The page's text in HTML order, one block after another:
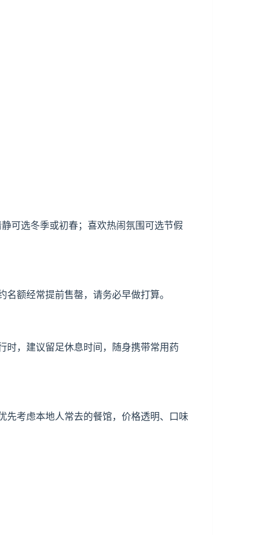
可选冬季或初春；喜欢热闹氛围可选节假
额经常提前售罄，请务必早做打算。
时，建议留足休息时间，随身携带常用药
先考虑本地人常去的餐馆，价格透明、口味